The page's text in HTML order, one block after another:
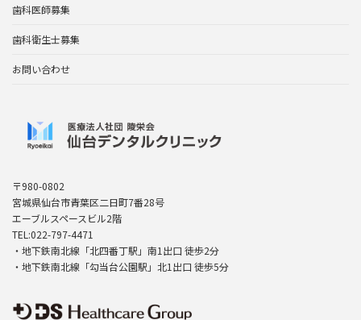
歯科医師募集
歯科衛生士募集
お問い合わせ
〒980-0802
宮城県仙台市青葉区二日町7番28号
エーブルスペースビル2階
TEL:022-797-4471
・地下鉄南北線「北四番丁駅」南1出口 徒歩2分
・地下鉄南北線「勾当台公園駅」北1出口 徒歩5分